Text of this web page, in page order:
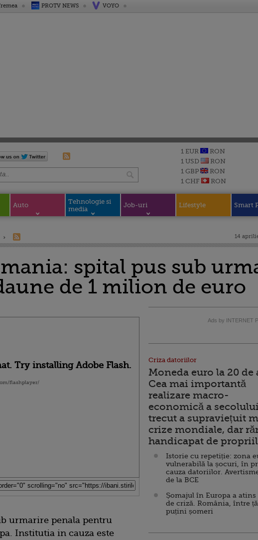
PROTV NEWS VOYO
1 EUR
RON
1 USD
RON
1 GBP
RON
1 CHF
RON
Auto
Tehnologie si
media
Job-uri Lifestyle Smart
14
spital pus sub
de 1 milion de euro
Try installing Adobe Flash.
flashplayer/
urmarire penala pentru
Institutia in cauza este
Ads by INTERNET
Criza datoriilor
Moneda euro la 20 de
Cea mai importantă
realizare macro-
economică a secolului
trecut a supraviețuit
crize mondiale, dar
handicapat de
Istorie cu repetiție: zona
vulnerabilă la șocuri, în
cauza datoriilor.
de la BCE
Șomajul în Europa a
de criză. România, între
puțini șomeri